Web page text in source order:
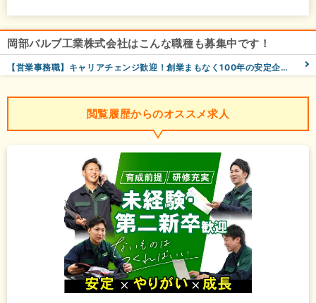
岡部バルブ工業株式会社はこんな職種も募集中です！
【営業事務職】キャリアチェンジ歓迎！創業まもなく100年の安定企業でオフィスワークに挑戦しませんか？
閲覧履歴からのオススメ求人